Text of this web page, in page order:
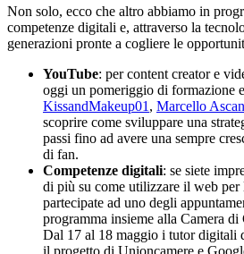
Non solo, ecco che altro abbiamo in
competenze digitali e, attraverso la
generazioni pronte a cogliere le
YouTube: per content creator e
oggi un pomeriggio di formazione
KissandMakeup01, Marcello
scoprire come sviluppare una
passi fino ad avere una sempre
di fan.
Competenze digitali: se siete
di più su come utilizzare il web per
partecipate ad uno degli
programma insieme alla Camera
Dal 17 al 18 maggio i tutor digitali